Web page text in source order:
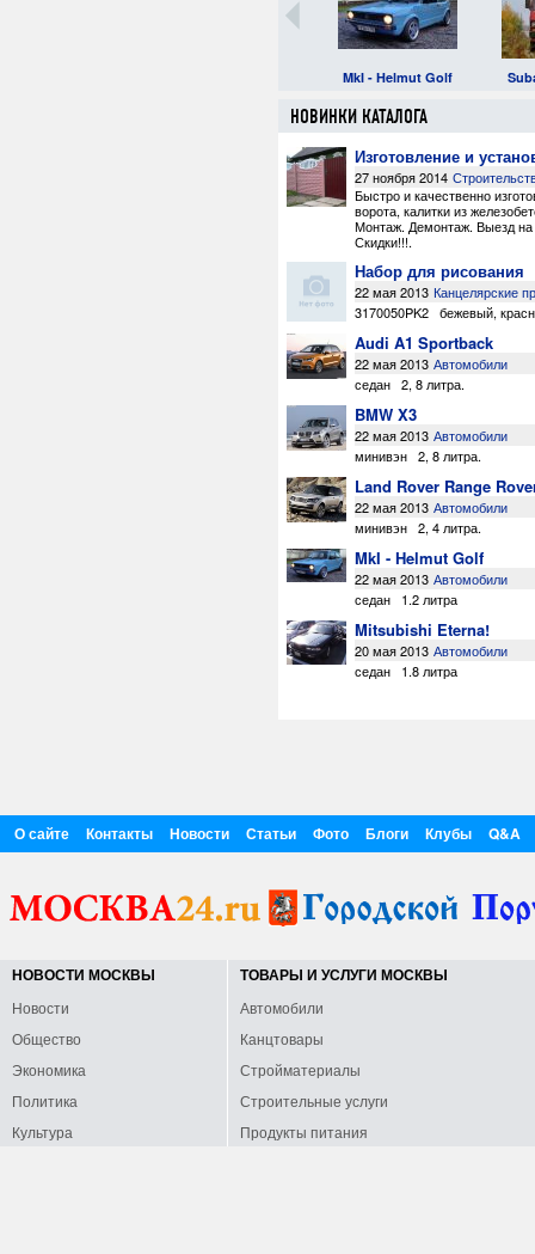
MkI - Helmut Golf
НОВИНКИ КАТАЛОГА
Изготовление и
27 ноября 2014
Быстро и качественно
ворота, калитки из
Монтаж. Демонтаж. Выезд на
Скидки!!!.
Набор для рисования
22 мая 2013 Канцелярские
3170050PK2 бежевый,
Audi A1 Sportback
22 мая 2013 Автомобили
седан 2, 8 литра.
BMW X3
22 мая 2013 Автомобили
минивэн 2, 8 литра.
Land Rover Range
22 мая 2013 Автомобили
минивэн 2, 4 литра.
MkI - Helmut Golf
22 мая 2013 Автомобили
седан
1.2 литра
Mitsubishi Eterna!
20 мая 2013 Автомобили
седан
1.8 литра
О сайте Контакты Новости Статьи Фото Блоги Клубы Q&A
НОВОСТИ МОСКВЫ
Новости
Общество
Экономика
Политика
Культура
ТОВАРЫ И УСЛУГИ МОСКВЫ
Автомобили
Канцтовары
Стройматериалы
Строительные услуги
Продукты питания